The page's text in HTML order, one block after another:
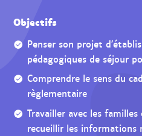
Objectifs
Penser son projet
pédagogiques de séjour
Comprendre le sens du
règlementaire
Travailler avec les
recueillir les informations